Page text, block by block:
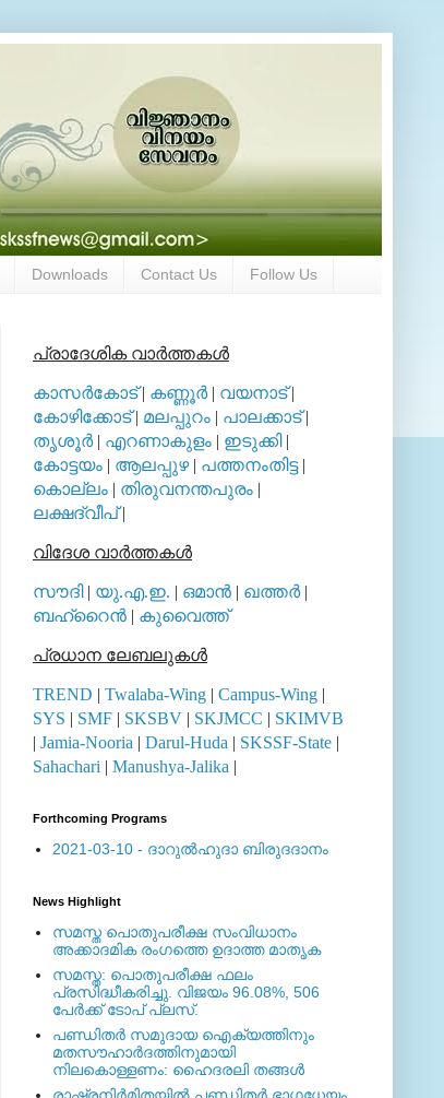
Downloads Contact Us Follow Us
പ്രാദേശിക വാര്‍ത്തകള്‍
കാസര്‍കോട്| കണ്ണൂര്‍| വയനാട്|
കോഴിക്കോട്| മലപ്പുറം | പാലക്കാട്|
തൃശൂര്‍| എറണാകുളം | ഇടുക്കി|
കോട്ടയം | ആലപ്പുഴ| പത്തനംതിട്ട|
കൊല്ലം | തിരുവനന്തപുരം |
ലക്ഷദ്വീപ്|
വിദേശ വാര്‍ത്തകള്‍
സൗദി| യു.എ.ഇ. | ഒമാന്‍ | ഖത്തര്‍|
ബഹ്റൈന്‍ | കുവൈത്ത്
പ്രധാന ലേബലുകള്‍
TREND | Twalaba-Wing | Campus-Wing |
SYS | SMF | SKSBV | SKJMCC | SKIMVB
| Jamia-Nooria | Darul-Huda | SKSSF-State |
Sahachari | Manushya-Jalika |
Forthcoming Programs
2021-03-10 - ദാറുല്‍ഹുദാ ബിരുദദാനം
News Highlight
സമസ്ത പൊതുപരീക്ഷ സംവിധാനം
അക്കാദമിക രംഗത്തെ ഉദാത്ത മാതൃക
സമസ്ത: പൊതുപരീക്ഷ ഫലം
പ്രസിദ്ധീകരിച്ചു. വിജയം 96.08%, 506
പേര്‍ക്ക് ടോപ് പ്ലസ്.
പണ്ഡിതര്‍ സമുദായ ഐക്യത്തിനും
മതസൗഹാര്‍ദത്തിനുമായി
നിലകൊള്ളണം: ഹൈദരലി തങ്ങള്‍